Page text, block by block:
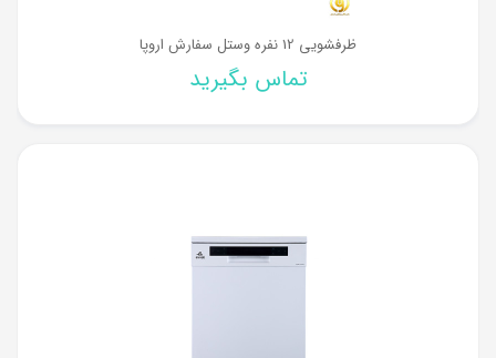
ظرفشویی 12 نفره وستل سفارش اروپا
تماس بگیرید